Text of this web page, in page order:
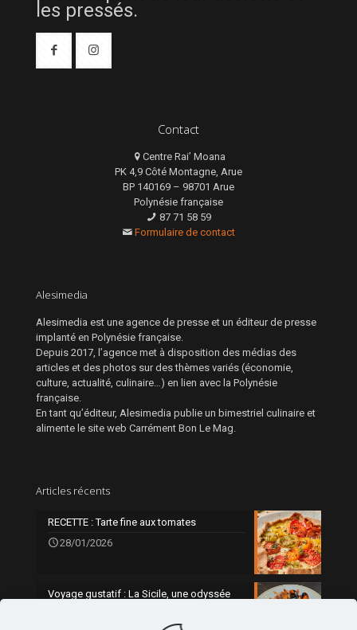
les pressés.
Contact
Centre Rai’ Moana
PK 4,9 Côté Montagne, Arue
BP 140169 – 98701 Arue
Polynésie française
87 71 58 59
Formulaire de contact
Alesimedia
Alesimedia est une agence de presse et un éditeur de presse
implanté en Polynésie française.
Depuis 2017, l’agence met à disposition des médias des
articles et des photos sur des thèmes variés (économie,
culture, actualité, culinaire…) en lien avec la Polynésie
française.
En tant qu’éditeur, Alesimedia publie un bimestriel culinaire et
alimente le site web Carrément Bon Le Mag.
Articles récents
RECETTE : Tarte fine aux tomates
28/01/2026
Voyage gustatif : La Sicile, une odyssée